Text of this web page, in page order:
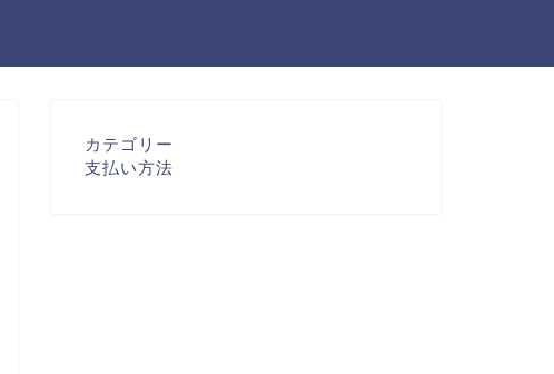
カテゴリー
支払い方法